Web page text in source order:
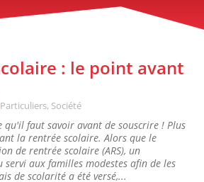
: le point avant
Particuliers, Société
qu'il faut savoir avant de souscrire ! Plus
la rentrée scolaire. Alors que le
de rentrée scolaire (ARS), un
servi aux familles modestes afin de les
de scolarité a été versé,...